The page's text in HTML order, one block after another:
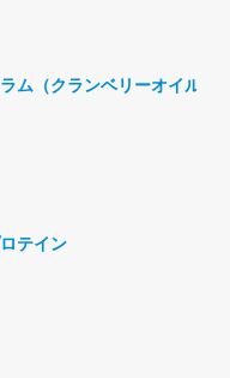
ム（クランベリーオイル）
テイン